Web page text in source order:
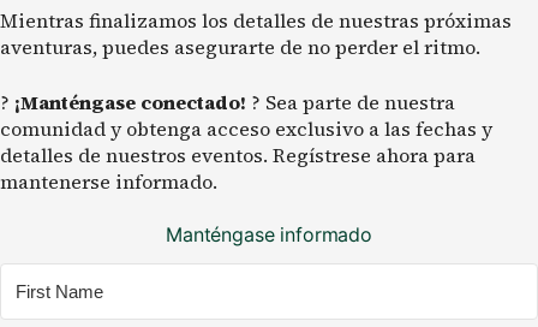
Mientras finalizamos los detalles de nuestras próximas
aventuras, puedes asegurarte de no perder el ritmo.
? ¡Manténgase conectado! ? Sea parte de nuestra
comunidad y obtenga acceso exclusivo a las fechas y
detalles de nuestros eventos. Regístrese ahora para
mantenerse informado.
Manténgase informado